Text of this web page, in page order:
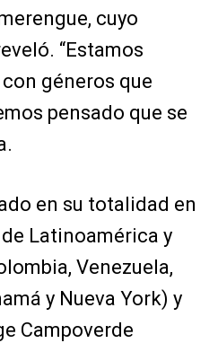
cuyo
“Estamos
géneros que
pensado que se
en su totalidad en
Latinoamérica y
Venezuela,
y Nueva York) y
Campoverde